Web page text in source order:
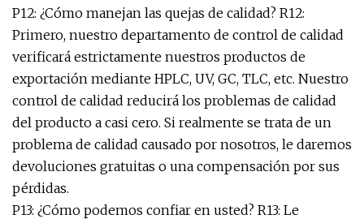
P12: ¿Cómo manejan las quejas de calidad? R12:
Primero, nuestro departamento de control de calidad
verificará estrictamente nuestros productos de
exportación mediante HPLC, UV, GC, TLC, etc. Nuestro
control de calidad reducirá los problemas de calidad
del producto a casi cero. Si realmente se trata de un
problema de calidad causado por nosotros, le daremos
devoluciones gratuitas o una compensación por sus
pérdidas.
P13: ¿Cómo podemos confiar en usted? R13: Le